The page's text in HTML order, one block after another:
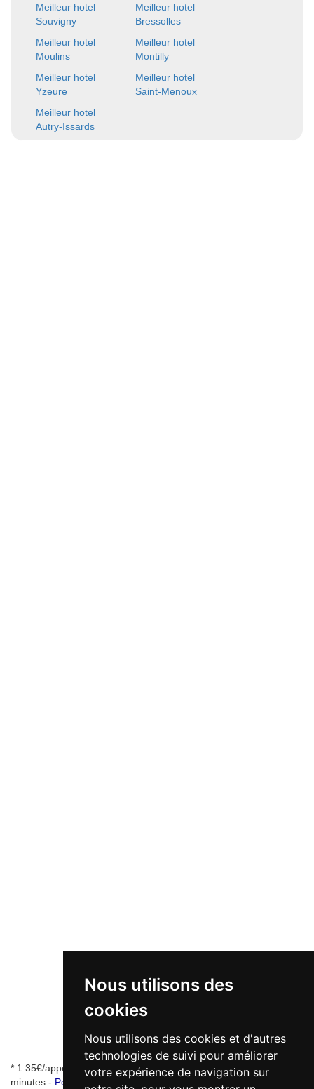
Nous utilisons des
cookies
Nous utilisons des cookies et d'autres
technologies de suivi pour améliorer
votre expérience de navigation sur
Meilleur hotel
Souvigny
Meilleur hotel
Bressolles
Meilleur hotel
Moulins
Meilleur hotel
Montilly
Meilleur hotel
Yzeure
Meilleur hotel
Saint-Menoux
Meilleur hotel
Autry-Issards
* 1.35€/appel + 0.34€/min - numéro de mise en relation valable 5
minutes - Pourquoi ce numéro ?